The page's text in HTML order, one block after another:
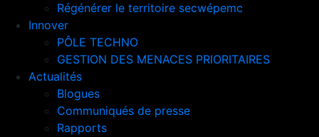
Régénérer le territoire secwépemc
Innover
PÔLE TECHNO
GESTION DES MENACES PRIORITAIRES
Actualités
Blogues
Communiqués de presse
Rapports